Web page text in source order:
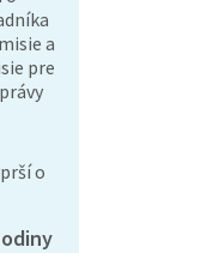
a
pre
o